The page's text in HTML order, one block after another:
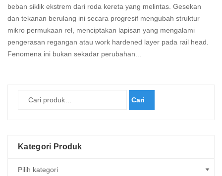
beban siklik ekstrem dari roda kereta yang melintas. Gesekan
dan tekanan berulang ini secara progresif mengubah struktur
mikro permukaan rel, menciptakan lapisan yang mengalami
pengerasan regangan atau work hardened layer pada rail head.
Fenomena ini bukan sekadar perubahan...
Cari
Kategori Produk